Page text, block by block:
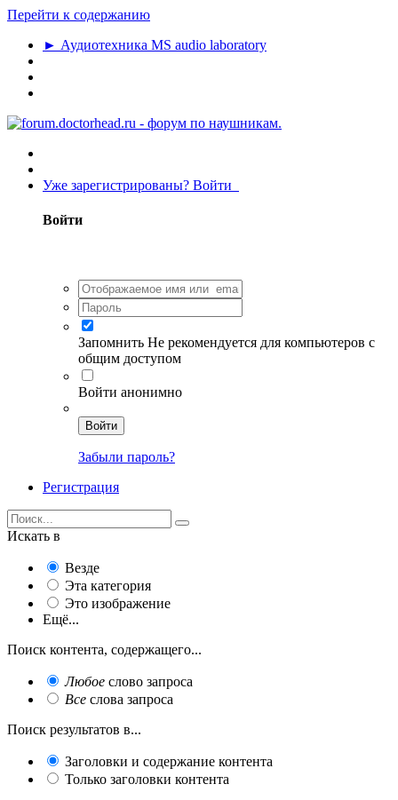
Перейти к содержанию
► Аудиотехника MS audio laboratory
Уже зарегистрированы? Войти
Войти
Запомнить Не рекомендуется для компьютеров с
общим доступом
Войти анонимно
Войти
Забыли пароль?
Регистрация
Искать в
Везде
Эта категория
Это изображение
Ещё...
Поиск контента, содержащего...
Любое слово запроса
Все слова запроса
Поиск результатов в...
Заголовки и содержание контента
Только заголовки контента